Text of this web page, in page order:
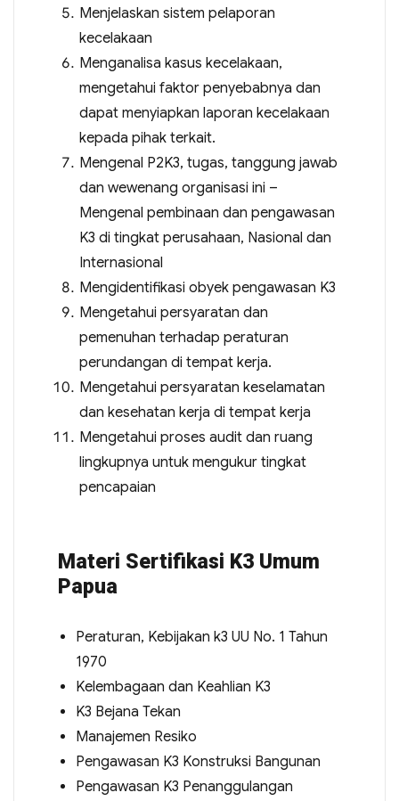
Menjelaskan sistem pelaporan
kecelakaan
Menganalisa kasus kecelakaan,
mengetahui faktor penyebabnya dan
dapat menyiapkan laporan kecelakaan
kepada pihak terkait.
Mengenal P2K3, tugas, tanggung jawab
dan wewenang organisasi ini –
Mengenal pembinaan dan pengawasan
K3 di tingkat perusahaan, Nasional dan
Internasional
Mengidentifikasi obyek pengawasan K3
Mengetahui persyaratan dan
pemenuhan terhadap peraturan
perundangan di tempat kerja.
Mengetahui persyaratan keselamatan
dan kesehatan kerja di tempat kerja
Mengetahui proses audit dan ruang
lingkupnya untuk mengukur tingkat
pencapaian
Materi Sertifikasi K3 Umum
Papua
Peraturan, Kebijakan k3 UU No. 1 Tahun
1970
Kelembagaan dan Keahlian K3
K3 Bejana Tekan
Manajemen Resiko
Pengawasan K3 Konstruksi Bangunan
Pengawasan K3 Penanggulangan